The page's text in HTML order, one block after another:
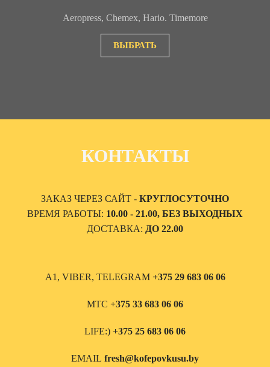
Aeropress, Chemex, Hario. Timemore
ВЫБРАТЬ
КОНТАКТЫ
ЗАКАЗ ЧЕРЕЗ САЙТ - КРУГЛОСУТОЧНО
ВРЕМЯ РАБОТЫ: 10.00 - 21.00, БЕЗ ВЫХОДНЫХ
ДОСТАВКА: ДО 22.00
А1, VIBER, TELEGRAM +375 29 683 06 06
МТС +375 33 683 06 06
LIFE:) +375 25 683 06 06
EMAIL fresh@kofepovkusu.by